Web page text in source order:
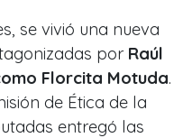
se vivió una nueva
por Raúl
Florcita Motuda.
de Ética de la
entregó las